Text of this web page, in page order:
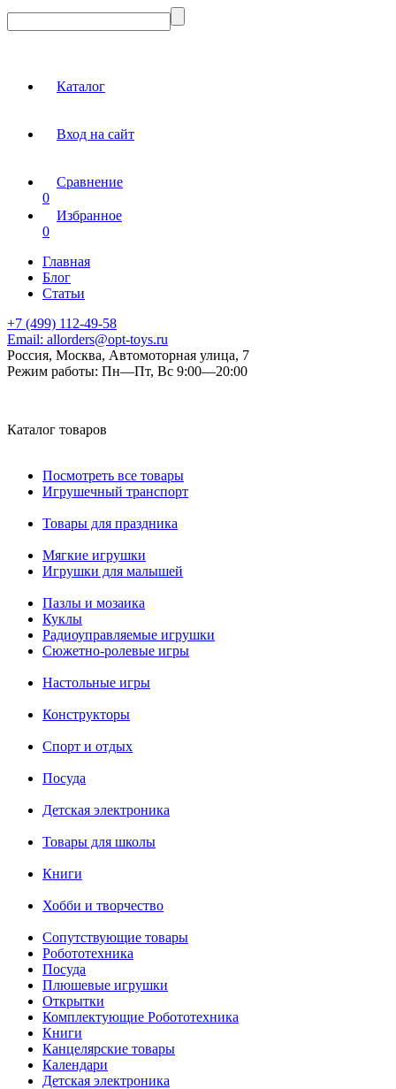
Каталог
Вход на сайт
Сравнение
0
Избранное
0
Главная
Блог
Статьи
+7 (499) 112-49-58
Email: allorders@opt-toys.ru
Россия, Москва, Автомоторная улица, 7
Режим работы: Пн—Пт, Вс 9:00—20:00
Каталог товаров
Посмотреть все товары
Игрушечный транспорт
Товары для праздника
Мягкие игрушки
Игрушки для малышей
Пазлы и мозаика
Куклы
Радиоуправляемые игрушки
Сюжетно-ролевые игры
Настольные игры
Конструкторы
Спорт и отдых
Посуда
Детская электроника
Товары для школы
Книги
Хобби и творчество
Сопутствующие товары
Робототехника
Посуда
Плюшевые игрушки
Открытки
Комплектующие Робототехника
Книги
Канцелярские товары
Календари
Детская электроника